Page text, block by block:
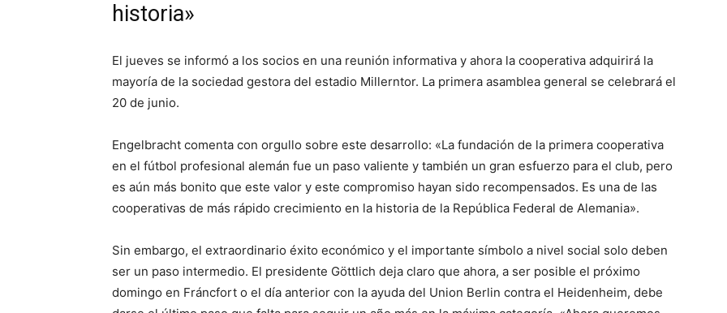
historia»
El jueves se informó a los socios en una reunión informativa y ahora la cooperativa adquirirá la
mayoría de la sociedad gestora del estadio Millerntor. La primera asamblea general se celebrará el
20 de junio.
Engelbracht comenta con orgullo sobre este desarrollo: «La fundación de la primera cooperativa
en el fútbol profesional alemán fue un paso valiente y también un gran esfuerzo para el club, pero
es aún más bonito que este valor y este compromiso hayan sido recompensados. Es una de las
cooperativas de más rápido crecimiento en la historia de la República Federal de Alemania».
Sin embargo, el extraordinario éxito económico y el importante símbolo a nivel social solo deben
ser un paso intermedio. El presidente Göttlich deja claro que ahora, a ser posible el próximo
domingo en Fráncfort o el día anterior con la ayuda del Union Berlin contra el Heidenheim, debe